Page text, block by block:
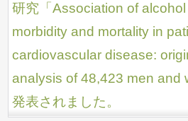
研究「Association of
morbidity and mortality in
cardiovascular disease:
analysis of 48,423 men and
発表されました。